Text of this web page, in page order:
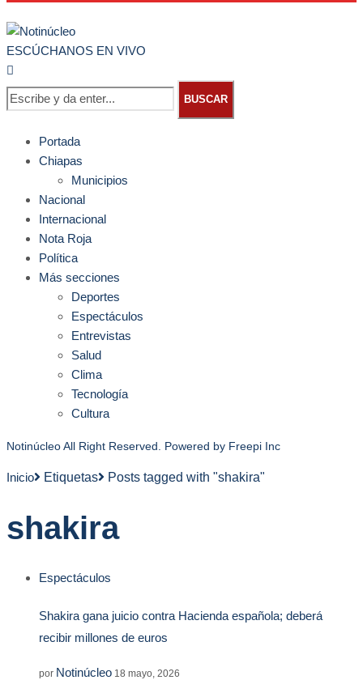
ESCÚCHANOS EN VIVO
BUSCAR
Portada
Chiapas
Municipios
Nacional
Internacional
Nota Roja
Política
Más secciones
Deportes
Espectáculos
Entrevistas
Salud
Clima
Tecnología
Cultura
Notinúcleo All Right Reserved. Powered by Freepi Inc
Inicio Etiquetas Posts tagged with "shakira"
shakira
Espectáculos
Shakira gana juicio contra Hacienda española; deberá
recibir millones de euros
por Notinúcleo 18 mayo, 2026